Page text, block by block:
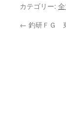
カテゴリー:
← 釣研ＦＧ